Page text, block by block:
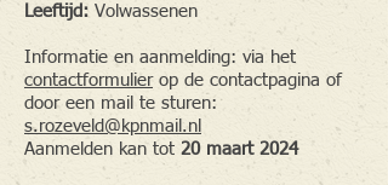
Leeftijd: Volwassenen
Informatie en aanmelding: via het
contactformulierop de contactpagina of
door een mail te sturen:
s.rozeveld@kpnmail.nl
Aanmelden kan tot 20 maart 2024